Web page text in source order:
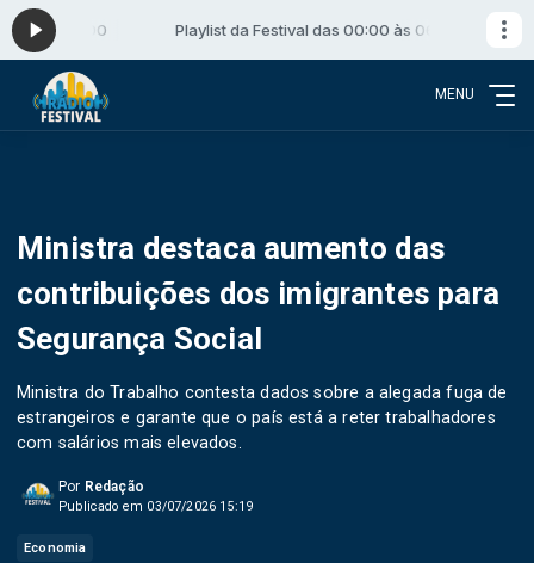
às 06:00 Playlist da Festival das 00:00 às 06:00
MENU
Ministra destaca aumento das
contribuições dos imigrantes para
Segurança Social
Ministra do Trabalho contesta dados sobre a alegada fuga de
estrangeiros e garante que o país está a reter trabalhadores
com salários mais elevados.
Por Redação
Publicado em 03/07/2026 15:19
Economia